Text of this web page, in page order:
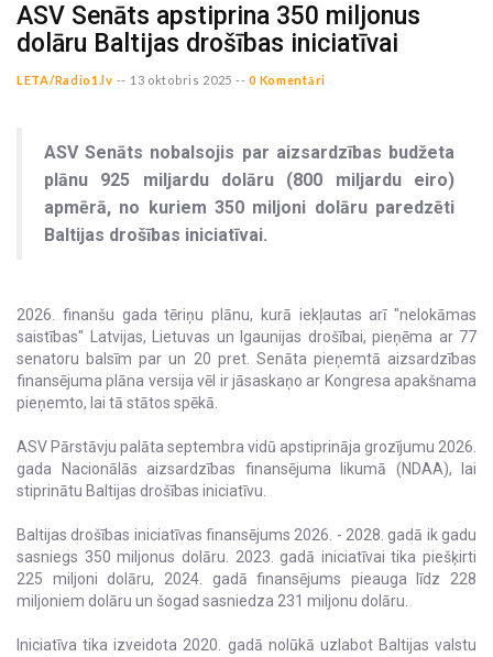
ASV Senāts apstiprina 350 miljonus
dolāru Baltijas drošības iniciatīvai
LETA/Radio1.lv -- 13 oktobris 2025 -- 0 Komentāri
ASV Senāts nobalsojis par aizsardzības budžeta
plānu 925 miljardu dolāru (800 miljardu eiro)
apmērā, no kuriem 350 miljoni dolāru paredzēti
Baltijas drošības iniciatīvai.
2026. finanšu gada tēriņu plānu, kurā iekļautas arī "nelokāmas
saistības" Latvijas, Lietuvas un Igaunijas drošībai, pieņēma ar 77
senatoru balsīm par un 20 pret. Senāta pieņemtā aizsardzības
finansējuma plāna versija vēl ir jāsaskaņo ar Kongresa apakšnama
pieņemto, lai tā stātos spēkā.
ASV Pārstāvju palāta septembra vidū apstiprināja grozījumu 2026.
gada Nacionālās aizsardzības finansējuma likumā (NDAA), lai
stiprinātu Baltijas drošības iniciatīvu.
Baltijas drošības iniciatīvas finansējums 2026. - 2028. gadā ik gadu
sasniegs 350 miljonus dolāru. 2023. gadā iniciatīvai tika piešķirti
225 miljoni dolāru, 2024. gadā finansējums pieauga līdz 228
miljoniem dolāru un šogad sasniedza 231 miljonu dolāru.
Iniciatīva tika izveidota 2020. gadā nolūkā uzlabot Baltijas valstu